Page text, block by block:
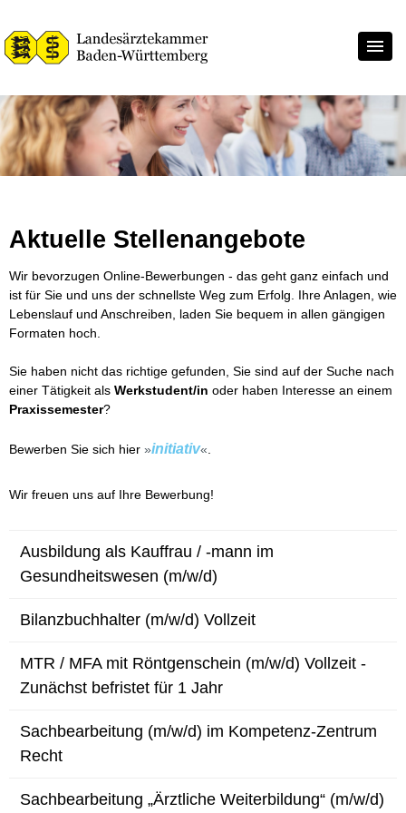
Aktuelle Stellenangebote
Wir bevorzugen Online-Bewerbungen - das geht ganz einfach und
ist für Sie und uns der schnellste Weg zum Erfolg. Ihre Anlagen, wie
Lebenslauf und Anschreiben, laden Sie bequem in allen gängigen
Formaten hoch.
Sie haben nicht das richtige gefunden, Sie sind auf der Suche nach
einer Tätigkeit als Werkstudent/in oder haben Interesse an einem
Praxissemester?
Bewerben Sie sich hier initiativ
Wir freuen uns auf Ihre Bewerbung!
Ausbildung als Kauffrau / -mann im
Gesundheitswesen (m/w/d)
Bilanzbuchhalter (m/w/d) Vollzeit
MTR / MFA mit Röntgenschein (m/w/d) Vollzeit -
Zunächst befristet für 1 Jahr
Sachbearbeitung (m/w/d) im Kompetenz-Zentrum
Recht
Sachbearbeitung „Ärztliche Weiterbildung“ (m/w/d)